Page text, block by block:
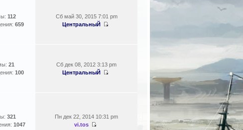
112
659
Сб май 30, 2015 7:01 pm
ЦентральныЙ
21
100
Сб дек 08, 2012 3:13 pm
ЦентральныЙ
321
1047
Пн дек 22, 2014 10:31 pm
vi.tos